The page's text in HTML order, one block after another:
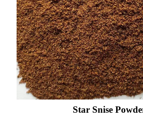
Star Snise